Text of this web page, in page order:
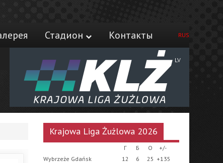
Стадион Контакты RUS
LV
Krajowa Liga Żużlowa 2026
Г Б О
+/-
Wybrzeże Gdańsk
12 6 25 +135